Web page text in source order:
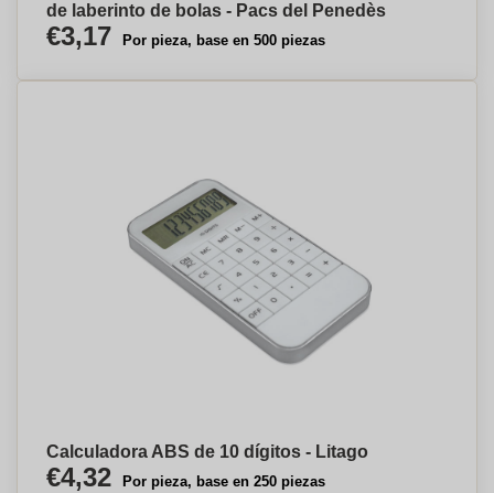
de laberinto de bolas - Pacs del Penedès
€3,17 Por pieza, base en 500 piezas
Calculadora ABS de 10 dígitos - Litago
€4,32 Por pieza, base en 250 piezas